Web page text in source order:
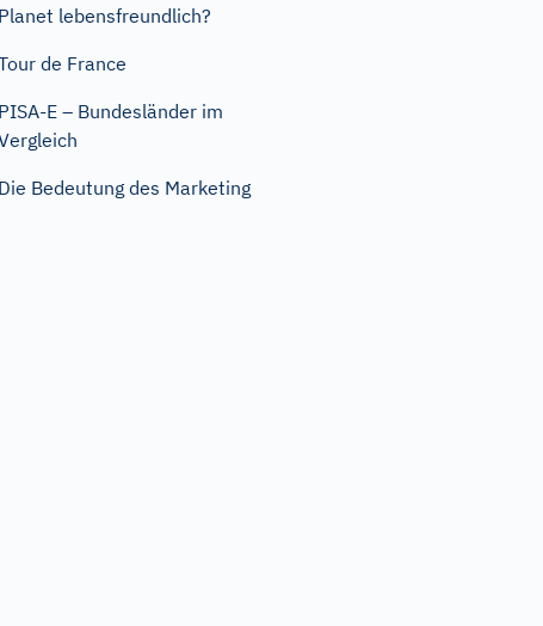
Planet lebensfreundlich?
de France
PISA-E – Bundesländer im
Die Bedeutung des Marketing